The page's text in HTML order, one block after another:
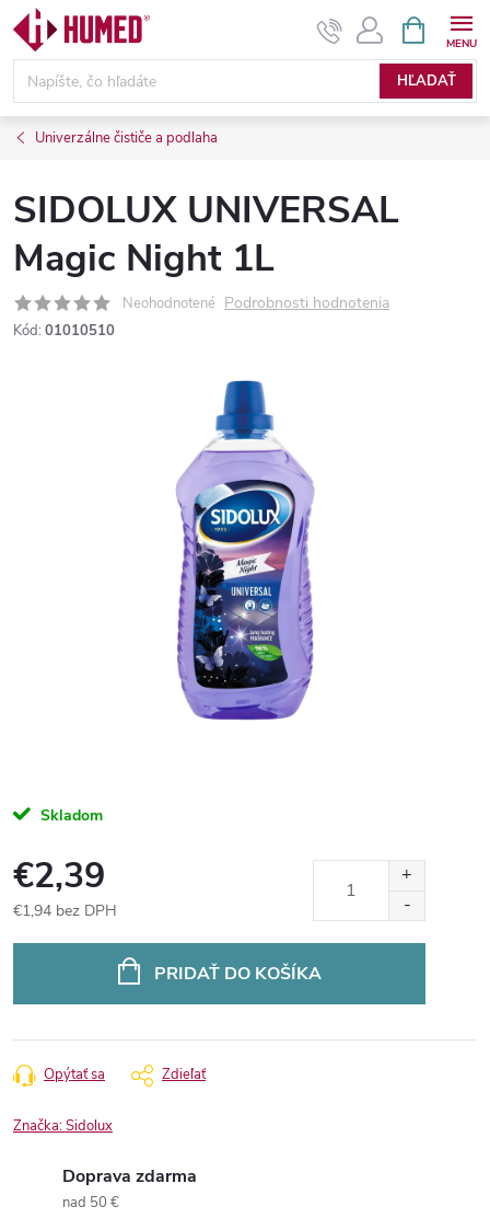
Prejsť
obsah
HĽADAŤ
KOŠÍK
Univerzálne čističe a podlaha
SIDOLUX UNIVERSAL
Magic Night 1L
Neohodnotené Podrobnosti hodnotenia
Kód: 01010510
Skladom
€2,39
€1,94 bez DPH
PRIDAŤ DO KOŠÍKA
Opýtať sa Zdieľať
Značka:Sidolux
Doprava zdarma
nad 50 €